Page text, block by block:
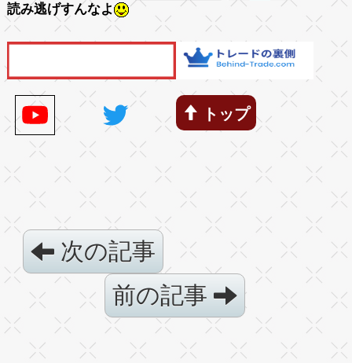
読み逃げすんなよ
トップ
次の記事
前の記事